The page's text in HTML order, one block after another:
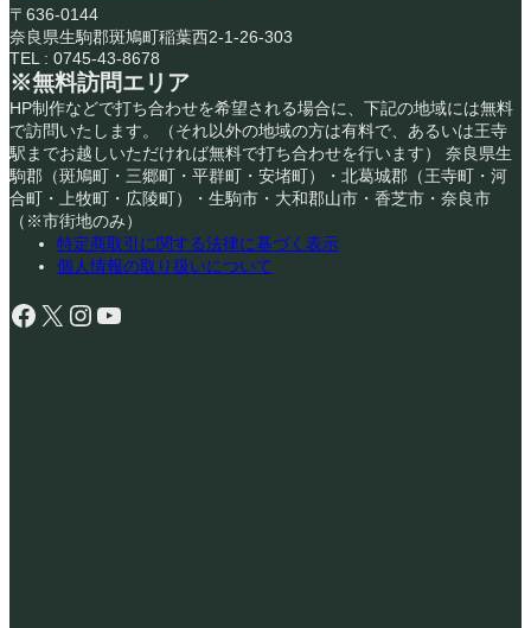
〒636-0144
奈良県生駒郡斑鳩町稲葉西2-1-26-303
TEL : 0745-43-8678
※無料訪問エリア
HP制作などで打ち合わせを希望される場合に、下記の地域には無料
で訪問いたします。（それ以外の地域の方は有料で、あるいは王寺
駅までお越しいただければ無料で打ち合わせを行います） 奈良県生
駒郡（斑鳩町・三郷町・平群町・安堵町）・北葛城郡（王寺町・河
合町・上牧町・広陵町）・生駒市・大和郡山市・香芝市・奈良市
（※市街地のみ）
特定商取引に関する法律に基づく表示
個人情報の取り扱いについて
Facebook X Instagram YouTube